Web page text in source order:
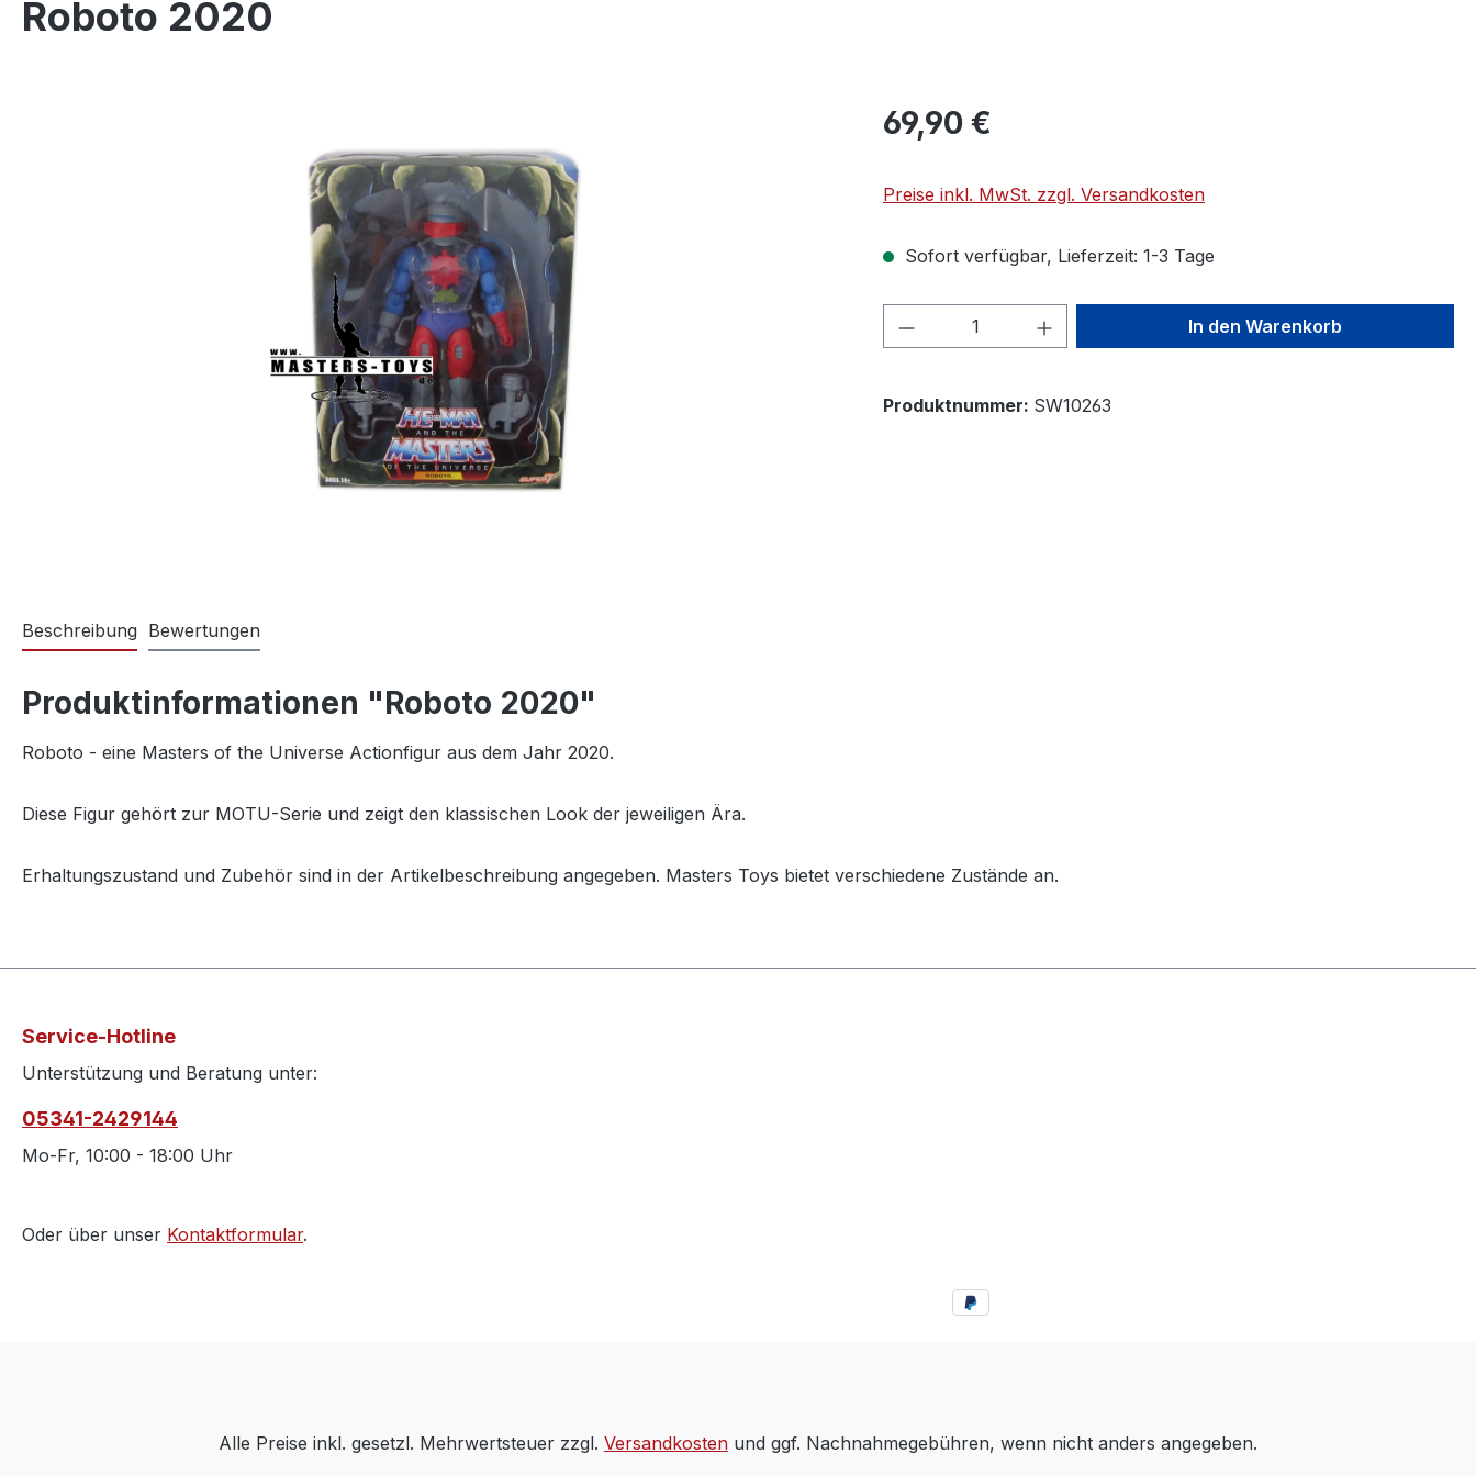
Roboto 2020
69,90 €
Preise inkl. MwSt. zzgl. Versandkosten
Sofort verfügbar, Lieferzeit: 1-3 Tage
Produkt Anzahl: Gib den gewünschten Wert
In den Warenkorb
Produktnummer: SW10263
Beschreibung Bewertungen
Produktinformationen "Roboto 2020"
Roboto - eine Masters of the Universe Actionfigur aus dem Jahr 2020.
Diese Figur gehört zur MOTU-Serie und zeigt den klassischen Look der jeweiligen Ära.
Erhaltungszustand und Zubehör sind in der Artikelbeschreibung angegeben. Masters Toys bietet verschiedene Zustände an.
Service-Hotline
Unterstützung und Beratung unter:
05341-2429144
Mo-Fr, 10:00 - 18:00 Uhr
Oder über unser Kontaktformular.
Alle Preise inkl. gesetzl. Mehrwertsteuer zzgl. Versandkosten und ggf. Nachnahmegebühren, wenn nicht anders angegeben.